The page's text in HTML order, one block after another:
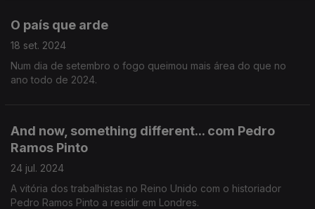
O país que arde
18 set. 2024
Num dia de setembro o fogo queimou mais área do que no
ano todo de 2024.
And now, something different... com Pedro
Ramos Pinto
24 jul. 2024
A vitória dos trabalhistas no Reino Unido com o historiador
Pedro Ramos Pinto a residir em Londres.